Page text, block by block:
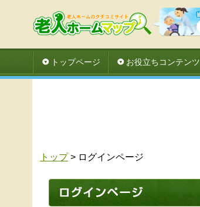
トップページ
お役立ちコンテンツ
トップ> ログインページ